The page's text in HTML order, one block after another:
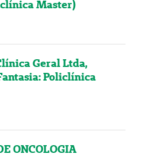
Master)
Geral Ltda,
Policlínica
ONCOLOGIA